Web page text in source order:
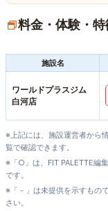
料金・体験・
施設名
ワールドプラスジム
白河店
※上記には、施設運営者から
覧で確認できます。
※「○」は、FIT PALETTE編
です。
※「－」は未提供を示すもの
さい。